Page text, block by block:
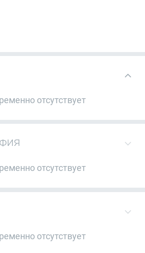
отсутствует
отсутствует
отсутствует